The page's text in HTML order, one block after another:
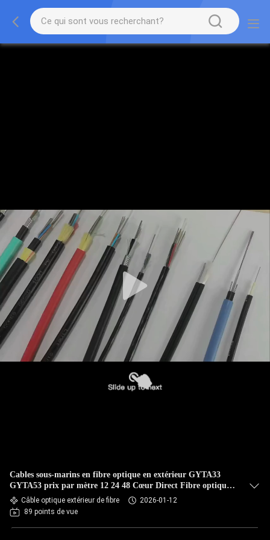
Cables sous-marins en fibre optique en extérieur GYTA33
GYTA53 prix par mètre 12 24 48 Cœur Direct Fibre optique
enterrée
Câble optique extérieur de fibre
2026-01-12
89 points de vue